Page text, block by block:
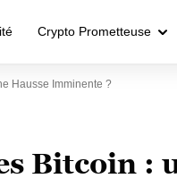
Crypto Prometteuse
Hausse Imminente ?
Bitcoin :